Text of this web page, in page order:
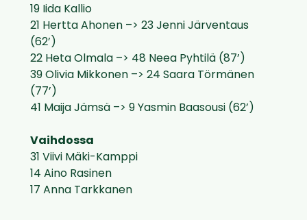
19 Iida Kallio
21 Hertta Ahonen –> 23 Jenni Järventaus
(62’)
22 Heta Olmala –> 48 Neea Pyhtilä (87’)
39 Olivia Mikkonen –> 24 Saara Törmänen
(77’)
41 Maija Jämsä –> 9 Yasmin Baasousi (62’)
Vaihdossa
31 Viivi Mäki-Kamppi
14 Aino Rasinen
17 Anna Tarkkanen